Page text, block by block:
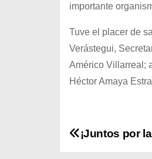
importante
Tuve el placer de
Verástegui,
Américo Villarreal;
Héctor Amaya
N¡Juntos por